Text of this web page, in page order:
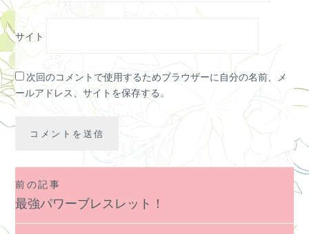
サイト
次回のコメントで使用するためブラウザーに自分の名前、メ
ールアドレス、サイトを保存する。
投
稿
前の記事
最強パワーブレスレット！